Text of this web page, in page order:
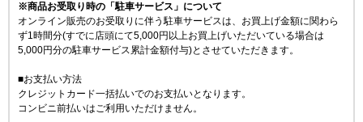
※商品お受取り時の「駐車サービス」について
オンライン販売のお受取りに伴う駐車サービスは、お買上げ金額に関わら
ず1時間分(すでに店頭にて5,000円以上お買上げいただいている場合は
5,000円分の駐車サービス累計金額付与)とさせていただきます。
■お支払い方法
クレジットカード一括払いでのお支払いとなります。
コンビニ前払いはご利用いただけません。